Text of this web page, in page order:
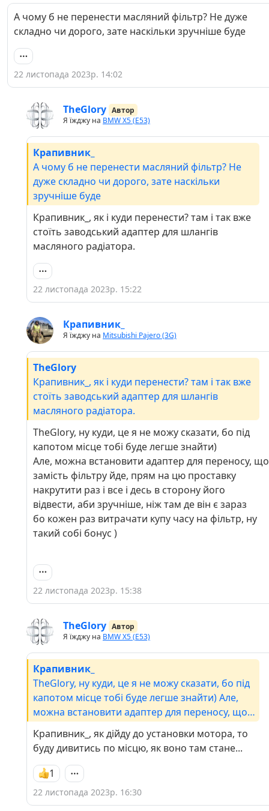
А чому б не перенести масляний фільтр? Не дуже
складно чи дорого, зате наскільки зручніше буде
22 листопада 2023р. 14:02
TheGlory Автор
Я їжджу на BMW X5 (E53)
Крапивник_
А чому б не перенести масляний фільтр? Не
дуже складно чи дорого, зате наскільки
зручніше буде
Крапивник_, як і куди перенести? там і так вже
стоїть заводський адаптер для шлангів
масляного радіатора.
22 листопада 2023р. 15:22
Крапивник_
Я їжджу на Mitsubishi Pajero (3G)
TheGlory
Крапивник_, як і куди перенести? там і так вже
стоїть заводський адаптер для шлангів
масляного радіатора.
TheGlory, ну куди, це я не можу сказати, бо під
капотом місце тобі буде легше знайти)
Але, можна встановити адаптер для переносу, що
замість фільтру йде, прям на цю проставку
накрутити раз і все і десь в сторону його
відвести, аби зручніше, ніж там де він є зараз
бо кожен раз витрачати купу часу на фільтр, ну
такий собі бонус )
22 листопада 2023р. 15:38
TheGlory Автор
Я їжджу на BMW X5 (E53)
Крапивник_
TheGlory, ну куди, це я не можу сказати, бо під
капотом місце тобі буде легше знайти) Але,
можна встановити адаптер для переносу, що
замість фільтру йде, прям на цю проставку
накрутити раз і все і десь в сторону його
відвести, аби зручніше, ніж там де він є
заразбо кожен раз витрачати купу часу на
фільтр, ну такий собі бонус )
Крапивник_, як дійду до установки мотора, то
буду дивитись по місцю, як воно там стане...
1
22 листопада 2023р. 16:30